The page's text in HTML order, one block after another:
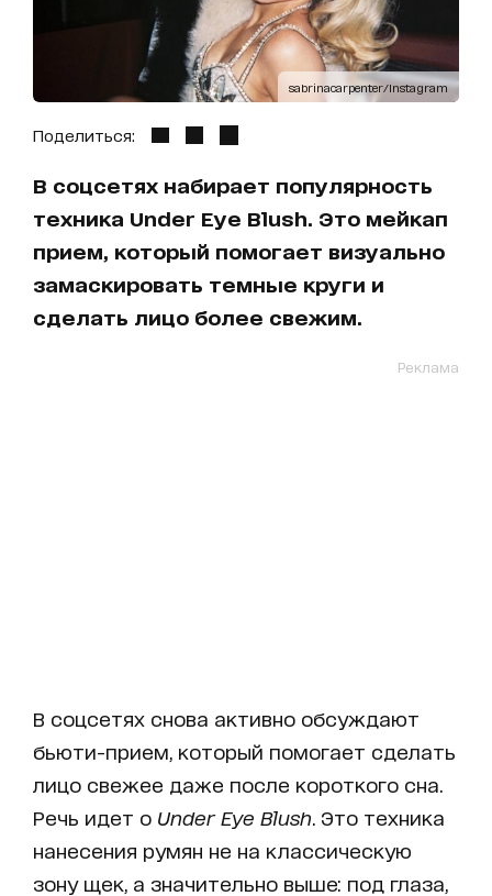
sabrinacarpenter/Instagram
Поделиться:
В соцсетях набирает популярность
техника Under Eye Blush. Это мейкап
прием, который помогает визуально
замаскировать темные круги и
сделать лицо более свежим.
Реклама
В соцсетях снова активно обсуждают
бьюти-прием, который помогает сделать
лицо свежее даже после короткого сна.
Речь идет о Under Eye Blush . Это техника
нанесения румян не на классическую
зону щек, а значительно выше: под глаза,